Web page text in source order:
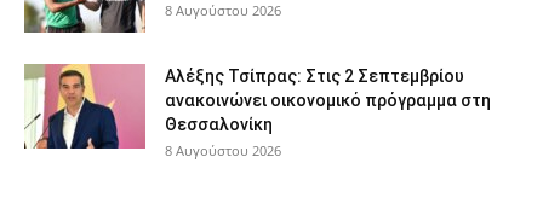
8 Αυγούστου 2026
Αλέξης Τσίπρας: Στις 2 Σεπτεμβρίου
ανακοινώνει οικονομικό πρόγραμμα στη
Θεσσαλονίκη
8 Αυγούστου 2026